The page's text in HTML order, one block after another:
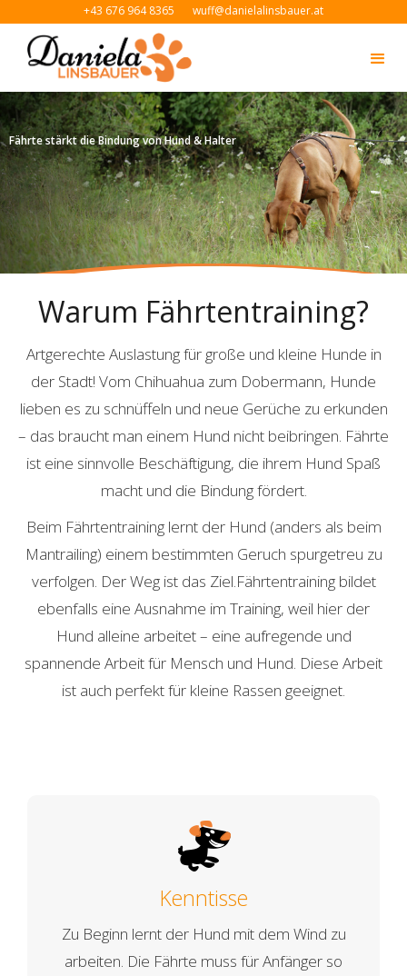
+43 676 964 8365 wuff@danielalinsbauer.at
Fährte stärkt die Bindung von Hund & Halter
Warum Fährtentraining?
Artgerechte Auslastung für große und kleine Hunde in
der Stadt! Vom Chihuahua zum Dobermann, Hunde
lieben es zu schnüffeln und neue Gerüche zu erkunden
– das braucht man einem Hund nicht beibringen. Fährte
ist eine sinnvolle Beschäftigung, die ihrem Hund Spaß
macht und die Bindung fördert.
Beim Fährtentraining lernt der Hund (anders als beim
Mantrailing) einem bestimmten Geruch spurgetreu zu
verfolgen. Der Weg ist das Ziel.Fährtentraining bildet
ebenfalls eine Ausnahme im Training, weil hier der
Hund alleine arbeitet – eine aufregende und
spannende Arbeit für Mensch und Hund. Diese Arbeit
ist auch perfekt für kleine Rassen geeignet.
Kenntisse
Zu Beginn lernt der Hund mit dem Wind zu
arbeiten. Die Fährte muss für Anfänger so